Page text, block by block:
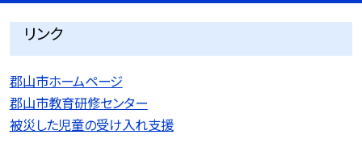
リンク
郡山市ホームページ
郡山市教育研修センター
被災した児童の受け入れ支援